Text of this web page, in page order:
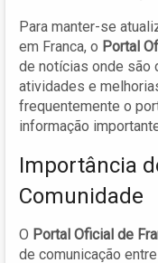
Para manter-se
em Franca, o Portal
de notícias onde são
atividades e
frequentemente o
informação
Importância
Comunidade
O Portal Oficial de
de comunicação